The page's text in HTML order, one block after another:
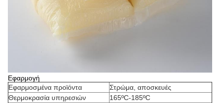
Εφαρμογή
Εφαρμοσμένα προϊόντα
Στρώμα, αποσκευές
Θερμοκρασία υπηρεσιών
165ºC-185ºC